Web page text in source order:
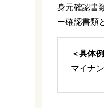
身元確認書
ー確認書類
＜具体
マイナ